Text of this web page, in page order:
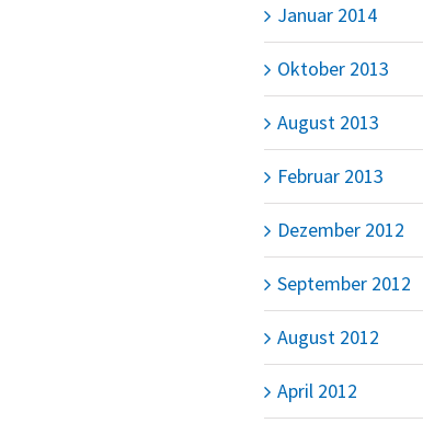
Januar 2014
Oktober 2013
August 2013
Februar 2013
Dezember 2012
September 2012
August 2012
April 2012